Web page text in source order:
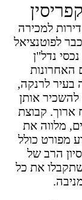
למכירה
לפוטנציאל
נדל"ן
האחרונות
בעיר לרנקה,
אותן
ארוך. קבוצת
מלווה את
מפורט כולל
הרב של
את כל